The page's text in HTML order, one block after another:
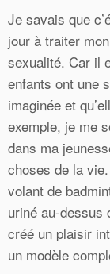
Je savais que
jour à traiter
sexualité. Car il
enfants ont une
imaginée et
exemple, je me
dans ma
choses de la
volant de
uriné au-dessus
créé un plaisir
un modèle